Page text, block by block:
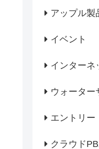
アップル製
イベント
インターネ
ウォーター
エントリー
クラウド